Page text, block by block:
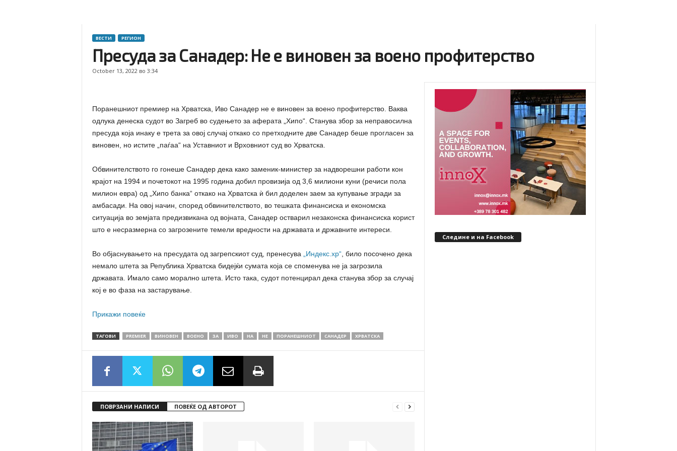
ВЕСТИ РЕГИОН
Пресуда за Санадер: Не е виновен за воено профитерство
October 13, 2022 во 3:34
Поранешниот премиер на Хрватска, Иво Санадер не е виновен за воено профитерство. Ваква
одлука денеска судот во Загреб во судењето за аферата „Хипо“. Станува збор за неправосилна
пресуда која инаку е трета за овој случај откако со претходните две Санадер беше прогласен за
виновен, но истите „паѓаа“ на Уставниот и Врховниот суд во Хрватска.
Обвинителството го гонеше Санадер дека како заменик-министер за надворешни работи кон
крајот на 1994 и почетокот на 1995 година добил провизија од 3,6 милиони куни (речиси пола
милион евра) од „Хипо банка“ откако на Хрватска ѝ бил доделен заем за купување згради за
амбасади. На овој начин, според обвинителството, во тешката финансиска и економска
ситуација во земјата предизвикана од војната, Санадер остварил незаконска финансиска корист
што е несразмерна со загрозените темели вредности на државата и државните интереси.
Во објаснувањето на пресудата од загрепскиот суд, пренесува „Индекс.хр“, било посочено дека
немало штета за Република Хрватска бидејќи сумата која се споменува не ја загрозила
државата. Имало само морално штета. Исто така, судот потенцирал дека станува збор за случај
кој е во фаза на застарување.
Прикажи повеќе
ТАГОВИ PREMIER ВИНОВЕН ВОЕНО ЗА ИВО НА НЕ ПОРАНЕШНИОТ САНАДЕР ХРВАТСКА
ПОВРЗАНИ НАПИСИ ПОВЕЌЕ ОД АВТОРОТ
Следине и на Facebook